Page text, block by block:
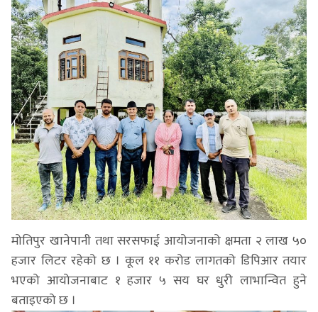
मोतिपुर खानेपानी तथा सरसफाई आयोजनाको क्षमता २ लाख ५०
हजार लिटर रहेको छ । कूल ११ करोड लागतको डिपिआर तयार
भएको आयोजनाबाट १ हजार ५ सय घर धुरी लाभान्वित हुने
बताइएको छ ।